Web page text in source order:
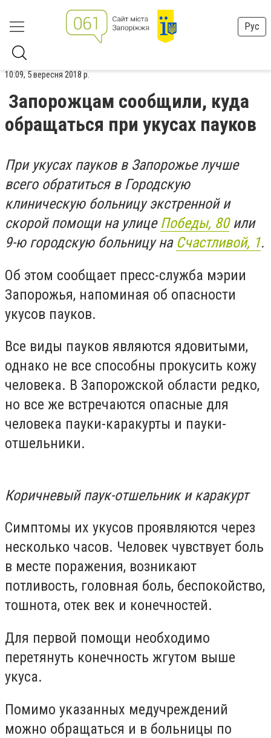
Рус
10:09, 5 вересня 2018 р.
Запорожцам сообщили, куда
обращаться при укусах пауков
При укусах пауков в Запорожье лучше
всего обратиться в Городскую
клиническую больницу экстренной и
скорой помощи на улице Победы, 80или
9-ю городскую больницу на Счастливой, 1.
Об этом сообщает пресс-служба мэрии
Запорожья, напоминая об опасности
укусов пауков.
Все виды пауков являются ядовитыми,
однако не все способны прокусить кожу
человека. В Запорожской области редко,
но все же встречаются опасные для
человека пауки-каракурты и пауки-
отшельники.
Коричневый паук-отшельник и каракурт
Симптомы их укусов проявляются через
несколько часов. Человек чувствует боль
в месте поражения, возникают
потливость, головная боль, беспокойство,
тошнота, отек век и конечностей.
Для первой помощи необходимо
перетянуть конечность жгутом выше
укуса.
Помимо указанных медучреждений
можно обращаться и в больницы по